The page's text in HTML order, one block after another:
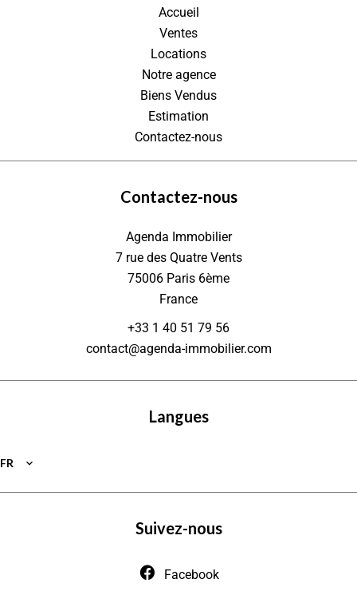
Accueil
Ventes
Locations
Notre agence
Biens Vendus
Estimation
Contactez-nous
Contactez-nous
Agenda Immobilier
7 rue des Quatre Vents
75006 Paris 6ème
France
+33 1 40 51 79 56
contact@agenda-immobilier.com
Langues
FR
Suivez-nous
Facebook